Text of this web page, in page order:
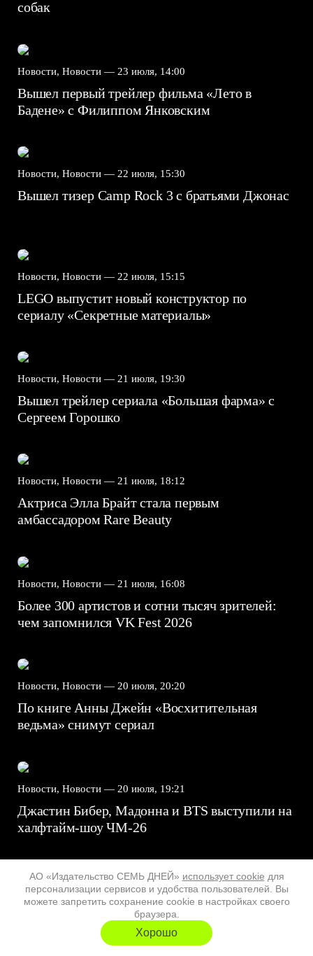
АО «Издательство СЕМЬ ДНЕЙ» использует cookie для
персонализации сервисов и удобства пользователей. Вы
можете запретить сохранение cookie в настройках своего
браузера.
Хорошо
собак
Новости, Новости — 23 июля, 14:00
Вышел первый трейлер фильма «Лето в
Бадене» с Филиппом Янковским
Новости, Новости — 22 июля, 15:30
Вышел тизер Camp Rock 3 с братьями Джонас
Новости, Новости — 22 июля, 15:15
LEGO выпустит новый конструктор по
сериалу «Секретные материалы»
Новости, Новости — 21 июля, 19:30
Вышел трейлер сериала «Большая фарма» с
Сергеем Горошко
Новости, Новости — 21 июля, 18:12
Актриса Элла Брайт стала первым
амбассадором Rare Beauty
Новости, Новости — 21 июля, 16:08
Более 300 артистов и сотни тысяч зрителей:
чем запомнился VK Fest 2026
Новости, Новости — 20 июля, 20:20
По книге Анны Джейн «Восхитительная
ведьма» снимут сериал
Новости, Новости — 20 июля, 19:21
Джастин Бибер, Мадонна и BTS выступили на
халфтайм-шоу ЧМ-26
7.5
Супергерл